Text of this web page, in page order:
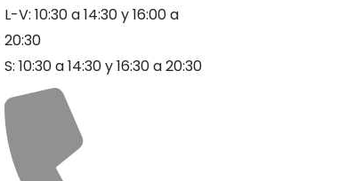
L-V: 10:30 a 14:30 y 16:00 a
20:30
S: 10:30 a 14:30 y 16:30 a 20:30